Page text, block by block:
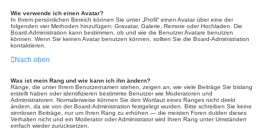
Wie verwende ich einen Avatar?
In Ihrem persönlichen Bereich können Sie unter „Profil“ einen Avatar über eine der
folgenden vier Methoden hinzufügen: Gravatar, Galerie, Remote oder Hochladen. Die
Board-Administration kann bestimmen, ob und wie die Benutzer Avatare benutzen
können. Wenn Sie keinen Avatar benutzen können, sollten Sie die Board-Administration
kontaktieren.
Nach oben
Was ist mein Rang und wie kann ich ihn ändern?
Ränge, die unter Ihrem Benutzernamen stehen, zeigen an, wie viele Beiträge Sie bislang
erstellt haben oder identifizieren bestimmte Benutzer wie Moderatoren und
Administratoren. Normalerweise können Sie den Wortlaut eines Ranges nicht direkt
ändern, da sie von der Board-Administration festgelegt wurden. Bitte schreiben Sie keine
sinnlosen Beiträge, nur um Ihren Rang zu erhöhen — die meisten Foren dulden dieses
Verhalten nicht und ein Moderator oder Administrator wird Ihren Rang unter Umständen
einfach wieder zurücksetzen.